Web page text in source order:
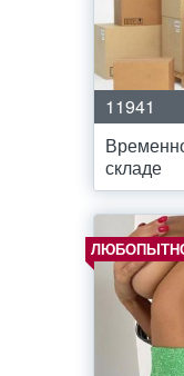
11941
складе